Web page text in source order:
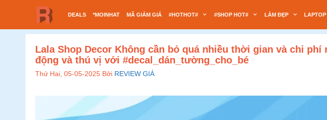
nội
DEALS *MOINHAT MÃ GIẢM GIÁ #HOTHOT# #SHOP HOT# LÀM ĐẸP LAPTOP
Lala Shop Decor Không cần bỏ quá nhiều thời gian và chi
động và thú vị với #decal_dán_tường_cho_bé
Thứ Hai, 05-05-2025 Bởi REVIEW GIÁ